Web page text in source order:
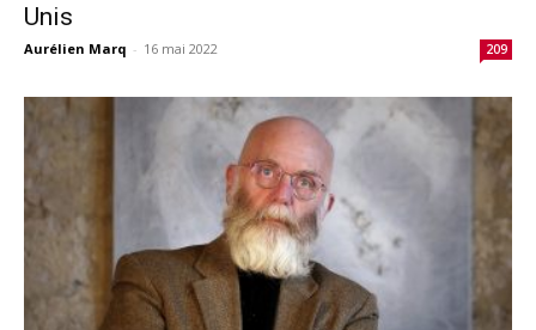
Unis
Aurélien Marq - 16 mai 2022 209